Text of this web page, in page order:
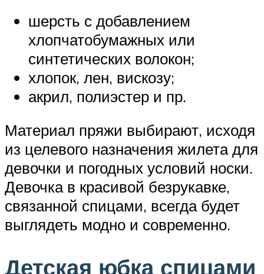
шерсть с добавлением
хлопчатобумажных или
синтетических волокон;
хлопок, лен, вискозу;
акрил, полиэстер и пр.
Материал пряжи выбирают, исходя
из целевого назначения жилета для
девочки и погодных условий носки.
Девочка в красивой безрукавке,
связанной спицами, всегда будет
выглядеть модно и современно.
Детская юбка спицами